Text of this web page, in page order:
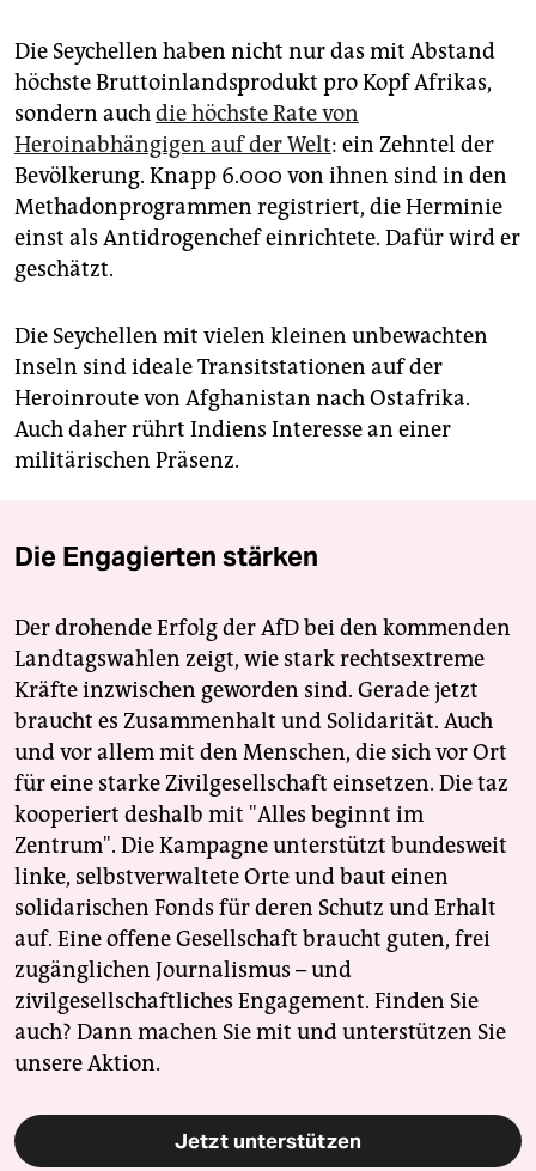
Die Seychellen haben nicht nur das mit Abstand
höchste Bruttoinlandsprodukt pro Kopf Afrikas,
sondern auchdie höchste Rate von
Heroinabhängigen auf der Welt: ein Zehntel der
Bevölkerung. Knapp 6.000 von ihnen sind in den
Methadonprogrammen registriert, die Herminie
einst als Antidrogenchef einrichtete. Dafür wird er
geschätzt.
Die Seychellen mit vielen kleinen unbewachten
Inseln sind ideale Transitstationen auf der
Heroinroute von Afghanistan nach Ostafrika.
Auch daher rührt Indiens Interesse an einer
militärischen Präsenz.
Die Engagierten stärken
Der drohende Erfolg der AfD bei den kommenden
Landtagswahlen zeigt, wie stark rechtsextreme
Kräfte inzwischen geworden sind. Gerade jetzt
braucht es Zusammenhalt und Solidarität. Auch
und vor allem mit den Menschen, die sich vor Ort
für eine starke Zivilgesellschaft einsetzen. Die taz
kooperiert deshalb mit "Alles beginnt im
Zentrum". Die Kampagne unterstützt bundesweit
linke, selbstverwaltete Orte und baut einen
solidarischen Fonds für deren Schutz und Erhalt
auf. Eine offene Gesellschaft braucht guten, frei
zugänglichen Journalismus – und
zivilgesellschaftliches Engagement. Finden Sie
auch? Dann machen Sie mit und unterstützen Sie
unsere Aktion.
Jetzt unterstützen